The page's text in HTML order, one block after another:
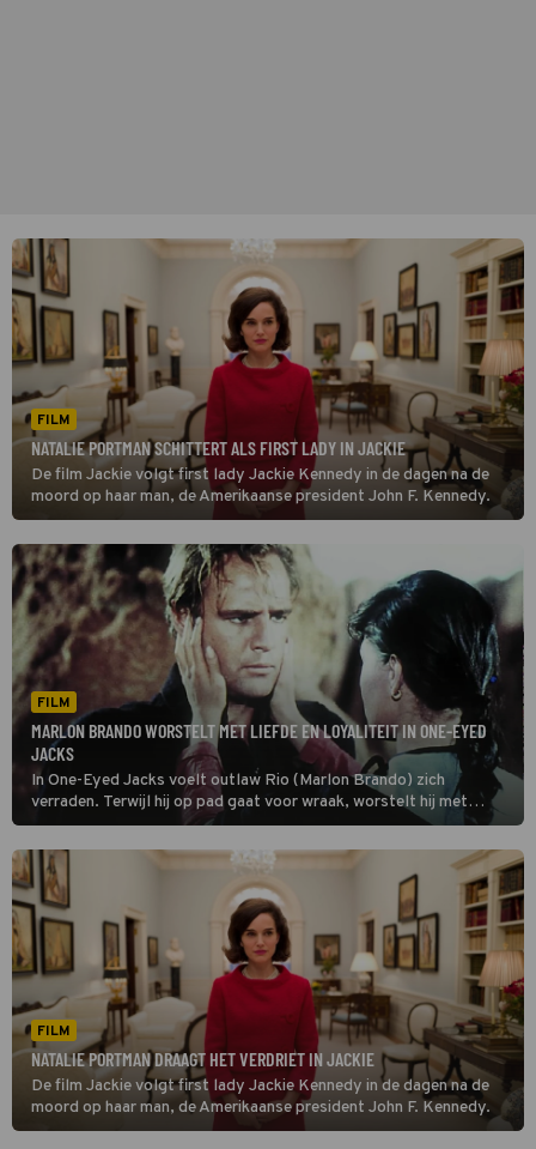
FILM
NATALIE PORTMAN SCHITTERT ALS FIRST LADY IN JACKIE
De film Jackie volgt first lady Jackie Kennedy in de dagen na de
moord op haar man, de Amerikaanse president John F. Kennedy.
FILM
MARLON BRANDO WORSTELT MET LIEFDE EN LOYALITEIT IN ONE-EYED
JACKS
In One-Eyed Jacks voelt outlaw Rio (Marlon Brando) zich
verraden. Terwijl hij op pad gaat voor wraak, worstelt hij met
loyaliteit en liefde.
FILM
NATALIE PORTMAN DRAAGT HET VERDRIET IN JACKIE
De film Jackie volgt first lady Jackie Kennedy in de dagen na de
moord op haar man, de Amerikaanse president John F. Kennedy.